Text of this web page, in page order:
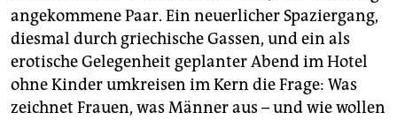
angekommene Paar. Ein neuerlicher Spaziergang,
diesmal durch griechische Gassen, und ein als
erotische Gelegenheit geplanter Abend im Hotel
ohne Kinder umkreisen im Kern die Frage: Was
zeichnet Frauen, was Männer aus – und wie wollen